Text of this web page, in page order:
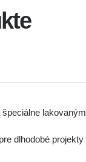
dlhodobé projekty